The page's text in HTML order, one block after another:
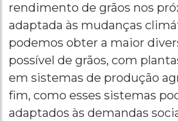
rendimento de grãos nos
adaptada às mudanças
podemos obter a maior
possível de grãos, com
em sistemas de produção
fim, como esses sistemas
adaptados às demandas